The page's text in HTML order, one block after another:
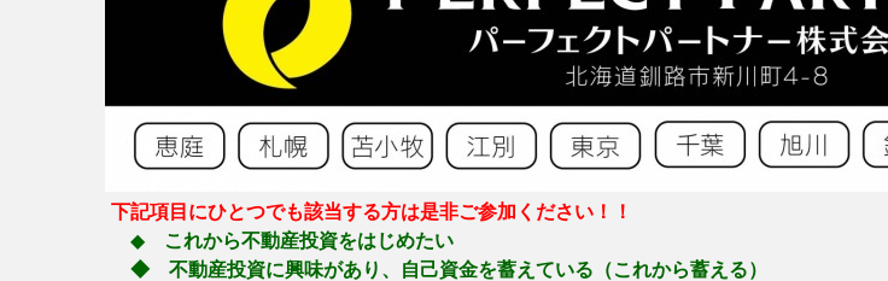
下記項目にひとつでも該当する方は是非ご参加ください！！
◆
これから不動産投資をはじめたい
◆ 不動産投資に興味があり、自己資金を蓄えている（これから蓄える）